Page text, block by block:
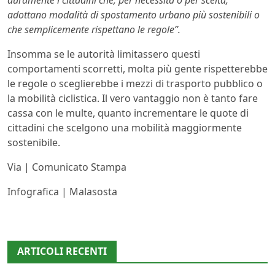
adottano modalità di spostamento urbano più sostenibili o
che semplicemente rispettano le regole”.
Insomma se le autorità limitassero questi
comportamenti scorretti, molta più gente rispetterebbe
le regole o sceglierebbe i mezzi di trasporto pubblico o
la mobilità ciclistica. Il vero vantaggio non è tanto fare
cassa con le multe, quanto incrementare le quote di
cittadini che scelgono una mobilità maggiormente
sostenibile.
Via | Comunicato Stampa
Infografica | Malasosta
ARTICOLI RECENTI